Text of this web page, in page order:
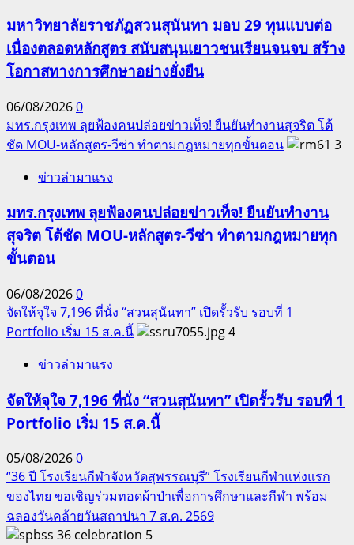
มหาวิทยาลัยราชภัฏสวนสุนันทา มอบ 29 ทุนแบบต่อ
เนื่องตลอดหลักสูตร สนับสนุนเยาวชนเรียนจนจบ สร้าง
โอกาสทางการศึกษาอย่างยั่งยืน
06/08/20260
มทร.กรุงเทพ ลุยฟ้องคนปล่อยข่าวเท็จ! ยืนยันทำงานสุจริต โต้
ชัด MOU-หลักสูตร-วีซ่า ทำตามกฎหมายทุกขั้นตอน
3
ข่าวล่ามาแรง
มทร.กรุงเทพ ลุยฟ้องคนปล่อยข่าวเท็จ! ยืนยันทำงาน
สุจริต โต้ชัด MOU-หลักสูตร-วีซ่า ทำตามกฎหมายทุก
ขั้นตอน
06/08/20260
จัดให้จุใจ 7,196 ที่นั่ง “สวนสุนันทา” เปิดรั้วรับ รอบที่ 1
Portfolio เริ่ม 15 ส.ค.นี้
4
ข่าวล่ามาแรง
จัดให้จุใจ 7,196 ที่นั่ง “สวนสุนันทา” เปิดรั้วรับ รอบที่ 1
Portfolio เริ่ม 15 ส.ค.นี้
05/08/20260
“36 ปี โรงเรียนกีฬาจังหวัดสุพรรณบุรี” โรงเรียนกีฬาแห่งแรก
ของไทย ขอเชิญร่วมทอดผ้าป่าเพื่อการศึกษาและกีฬา พร้อม
ฉลองวันคล้ายวันสถาปนา 7 ส.ค. 2569
5